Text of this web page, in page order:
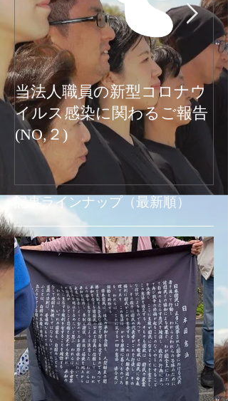
当法人職員の新型コロナウ
イルス感染に関わるご報告
(NO,２)
記事ラインナップ（最新順）